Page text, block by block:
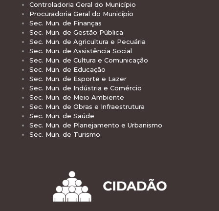
Controladoria Geral do Município
Procuradoria Geral do Município
Sec. Mun. de Finanças
Sec. Mun. de Gestão Pública
Sec. Mun. de Agricultura e Pecuária
Sec. Mun. de Assistência Social
Sec. Mun. de Cultura e Comunicação
Sec. Mun. de Educação
Sec. Mun. de Esporte e Lazer
Sec. Mun. de Indústria e Comércio
Sec. Mun. de Meio Ambiente
Sec. Mun. de Obras e Infraestrutura
Sec. Mun. de Saúde
Sec. Mun. de Planejamento e Urbanismo
Sec. Mun. de Turismo